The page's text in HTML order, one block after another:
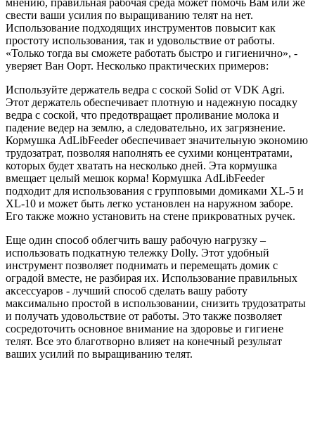
мнению, правильная рабочая среда может помочь Вам или же
свести ваши усилия по выращиванию телят на нет.
Использование подходящих инструментов повысит как
простоту использования, так и удовольствие от работы.
«Только тогда вы сможете работать быстро и гигиенично», -
уверяет Ван Оорт. Несколько практических примеров:
Используйте держатель ведра с соской Solid от VDK Agri.
Этот держатель обеспечивает плотную и надежную посадку
ведра с соской, что предотвращает проливание молока и
падение ведер на землю, а следовательно, их загрязнение.
Кормушка AdLibFeeder обеспечивает значительную экономию
трудозатрат, позволяя наполнять ее сухими концентратами,
которых будет хватать на несколько дней. Эта кормушка
вмещает целый мешок корма! Кормушка AdLibFeeder
подходит для использования с групповыми домиками XL-5 и
XL-10 и может быть легко установлен на наружном заборе.
Его также можно установить на стене прикроватных ручек.
Еще один способ облегчить вашу рабочую нагрузку –
использовать подкатную тележку Dolly. Этот удобный
инструмент позволяет поднимать и перемещать домик с
оградой вместе, не разбирая их. Использование правильных
аксессуаров - лучший способ сделать вашу работу
максимально простой в использовании, снизить трудозатраты
и получать удовольствие от работы. Это также позволяет
сосредоточить основное внимание на здоровье и гигиене
телят. Все это благотворно влияет на конечный результат
ваших усилий по выращиванию телят.